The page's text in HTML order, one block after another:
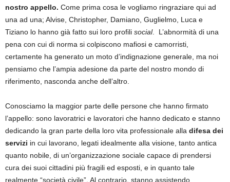
nostro appello. Come prima cosa le vogliamo ringraziare qui ad
una ad una; Alvise, Christopher, Damiano, Guglielmo, Luca e
Tiziano lo hanno già fatto sui loro profili social. L’abnormità di una
pena con cui di norma si colpiscono mafiosi e camorristi,
certamente ha generato un moto d’indignazione generale, ma noi
pensiamo che l’ampia adesione da parte del nostro mondo di
riferimento, nasconda anche dell’altro.
Conosciamo la maggior parte delle persone che hanno firmato
l’appello: sono lavoratrici e lavoratori che hanno dedicato e stanno
dedicando la gran parte della loro vita professionale alla difesa dei
servizi in cui lavorano, legati idealmente alla visione, tanto antica
quanto nobile, di un’organizzazione sociale capace di prendersi
cura dei suoi cittadini più fragili ed esposti, e in quanto tale
realmente “società civile”. Al contrario, stanno assistendo